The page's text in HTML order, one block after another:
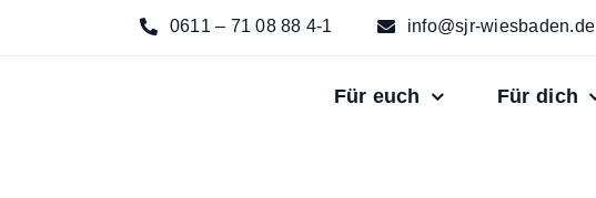
0611 – 71 08 88 4-1 info@sjr-wiesbaden.de
Für euch Für dich